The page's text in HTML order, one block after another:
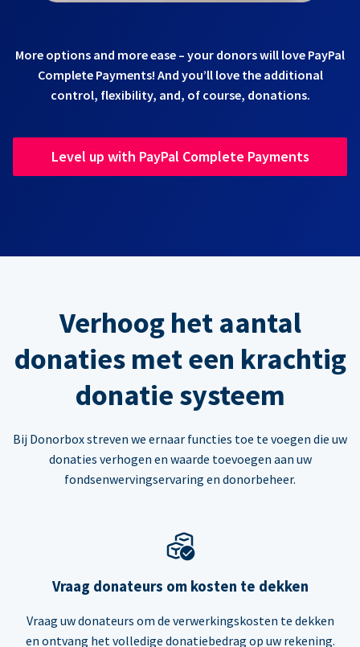
More options and more ease – your donors will love PayPal
Complete Payments! And you’ll love the additional
control, flexibility, and, of course, donations.
Level up with PayPal Complete Payments
Verhoog het aantal
donaties met een krachtig
donatie systeem
Bij Donorbox streven we ernaar functies toe te voegen die uw
donaties verhogen en waarde toevoegen aan uw
fondsenwervingservaring en donorbeheer.
Vraag donateurs om kosten te dekken
Vraag uw donateurs om de verwerkingskosten te dekken
en ontvang het volledige donatiebedrag op uw rekening.